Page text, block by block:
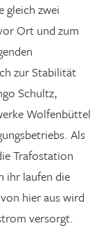
gleich zwei
Ort und zum
zur Stabilität
Schultz,
Wolfenbüttel
Als
Trafostation
ihr laufen die
hier aus wird
versorgt.